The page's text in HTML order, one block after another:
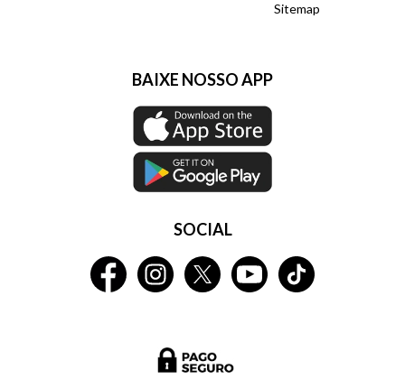
Sitemap
BAIXE NOSSO APP
SOCIAL